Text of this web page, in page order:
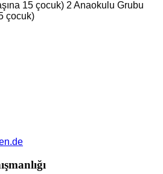
15 çocuk) 2 Anaokulu Grubu
çocuk)